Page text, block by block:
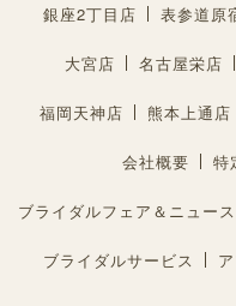
銀座2丁目店 表参道原
大宮店 名古屋栄店
福岡天神店 熊本上通店
会社概要 特
ブライダルフェア＆ニュース
ブライダルサービス